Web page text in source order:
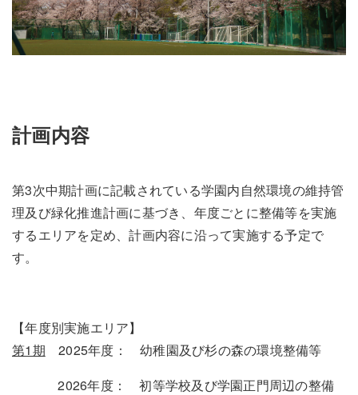
計画内容
第3次中期計画に記載されている学園内自然環境の維持管
理及び緑化推進計画に基づき、年度ごとに整備等を実施
するエリアを定め、計画内容に沿って実施する予定で
す。
【年度別実施エリア】
第1期 2025年度： 幼稚園及び杉の森の環境整備等
2026年度： 初等学校及び学園正門周辺の整備